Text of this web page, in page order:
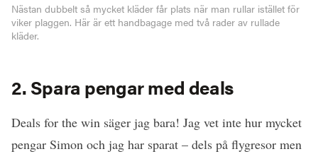
Nästan dubbelt så mycket kläder får plats när man rullar istället för
viker plaggen. Här är ett handbagage med två rader av rullade
kläder.
2. Spara pengar med deals
Deals for the win säger jag bara! Jag vet inte hur mycket
pengar Simon och jag har sparat – dels på flygresor men